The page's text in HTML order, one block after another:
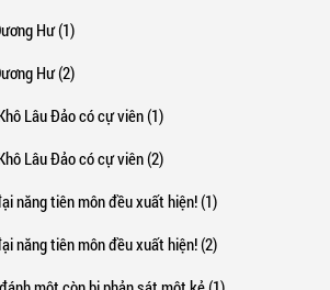
Hư (1)
Hư (2)
Lâu Đảo có cự viên (1)
Lâu Đảo có cự viên (2)
năng tiên môn đều xuất hiện! (1)
năng tiên môn đều xuất hiện! (2)